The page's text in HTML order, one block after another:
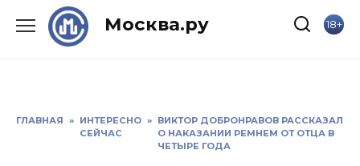
Москва.ру 18+
ГЛАВНАЯ » ИНТЕРЕСНО
СЕЙЧАС
» ВИКТОР ДОБРОНРАВОВ РАССКАЗАЛ
О НАКАЗАНИИ РЕМНЕМ ОТ ОТЦА В
ЧЕТЫРЕ ГОДА